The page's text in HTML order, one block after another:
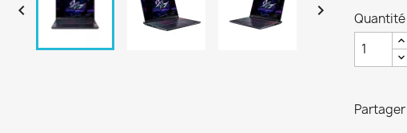
  Quantité
Partager